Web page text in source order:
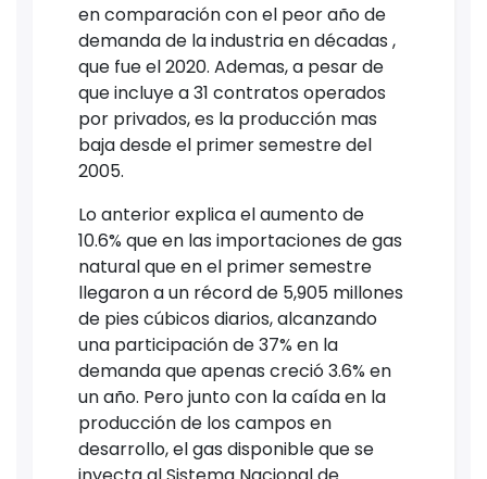
en comparación con el peor año de
demanda de la industria en décadas ,
que fue el 2020. Ademas, a pesar de
que incluye a 31 contratos operados
por privados, es la producción mas
baja desde el primer semestre del
2005.
Lo anterior explica el aumento de
10.6% que en las importaciones de gas
natural que en el primer semestre
llegaron a un récord de 5,905 millones
de pies cúbicos diarios, alcanzando
una participación de 37% en la
demanda que apenas creció 3.6% en
un año. Pero junto con la caída en la
producción de los campos en
desarrollo, el gas disponible que se